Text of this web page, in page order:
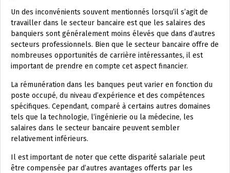
Un des inconvénients souvent mentionnés lorsqu’il s’agit de
travailler dans le secteur bancaire est que les salaires des
banquiers sont généralement moins élevés que dans d’autres
secteurs professionnels. Bien que le secteur bancaire offre de
nombreuses opportunités de carrière intéressantes, il est
important de prendre en compte cet aspect financier.
La rémunération dans les banques peut varier en fonction du
poste occupé, du niveau d’expérience et des compétences
spécifiques. Cependant, comparé à certains autres domaines
tels que la technologie, l’ingénierie ou la médecine, les
salaires dans le secteur bancaire peuvent sembler
relativement inférieurs.
Il est important de noter que cette disparité salariale peut
être compensée par d’autres avantages offerts par les